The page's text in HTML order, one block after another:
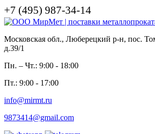
+7 (495) 987-34-14
Московская обл., Люберецкий р-н, пос.
д.39/1
Пн. – Чт.: 9:00 - 18:00
Пт.: 9:00 - 17:00
info@mirmt.ru
9873414@gmail.com